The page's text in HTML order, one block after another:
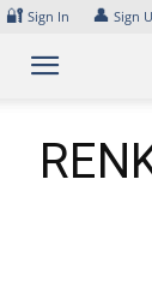
Skip
content
🔐 Sign In 👤 Sign